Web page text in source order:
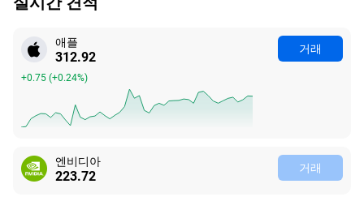
애플
312.92
+0.75(+0.24%)
거래
엔비디아
223.72 거래